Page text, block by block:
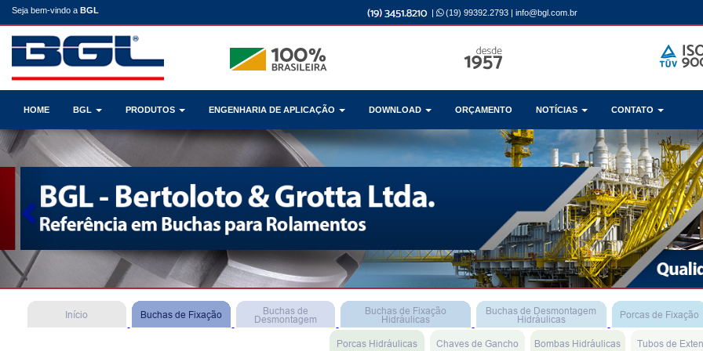
Seja bem-vindo a BGL | (19) 99392.2793 | info@bgl.com.br
HOME BGL PRODUTOS ENGENHARIA DE APLICAÇÃO DOWNLOAD ORÇAMENTO NOTÍCIAS CONTATO
Previous